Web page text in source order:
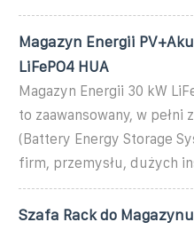
Magazyn Energii
LiFePO4 HUA
Magazyn Energii 30 kW
to zaawansowany, w pełni
(Battery Energy Storage
firm, przemysłu, dużych
Szafa Rack do